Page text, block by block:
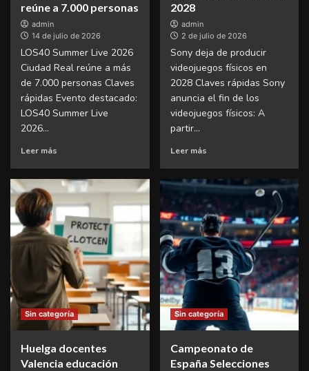
reúne a 7.000 personas
admin
14 de julio de 2026
LOS40 Summer Live 2026
Ciudad Real reúne a más
de 7.000 personas Claves
rápidas Evento destacado:
LOS40 Summer Live
2026...
Leer más
2028
admin
2 de julio de 2026
Sony deja de producir
videojuegos físicos en
2028 Claves rápidas Sony
anuncia el fin de los
videojuegos físicos: A
partir...
Leer más
Sin categoría
Huelga docentes
Valencia educación
Sin categoría
Campeonato de
España Selecciones